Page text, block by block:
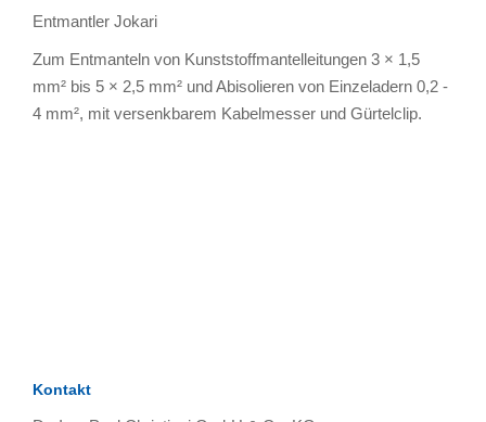
Entmantler Jokari
Zum Entmanteln von Kunststoffmantelleitungen 3 × 1,5
mm² bis 5 × 2,5 mm² und Abisolieren von Einzeladern 0,2 -
4 mm², mit versenkbarem Kabelmesser und Gürtelclip.
Kontakt